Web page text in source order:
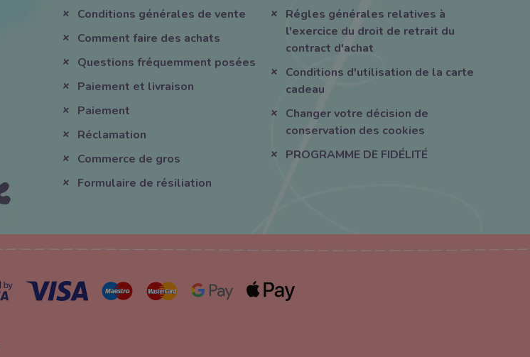
Conditions générales de vente
Comment faire des achats
Questions fréquemment posées
Paiement et livraison
Paiement
Réclamation
Commerce de gros
Formulaire de résiliation
Régles générales relatives à
l'exercice du droit de retrait du
contract d'achat
Conditions d'utilisation de la carte
cadeau
Changer votre décision de
conservation des cookies
PROGRAMME DE FIDÉLITÉ